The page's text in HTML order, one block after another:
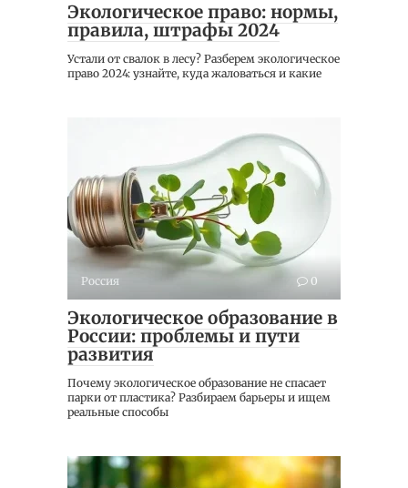
Экологическое право: нормы,
правила, штрафы 2024
Устали от свалок в лесу? Разберем экологическое
право 2024: узнайте, куда жаловаться и какие
Россия 0
Экологическое образование в
России: проблемы и пути
развития
Почему экологическое образование не спасает
парки от пластика? Разбираем барьеры и ищем
реальные способы